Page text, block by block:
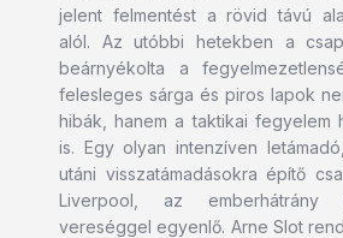
jelent felmentést a rövid távú
alól. Az utóbbi hetekben a
beárnyékolta a
felesleges sárga és piros lapok
hibák, hanem a taktikai fegyelem
is. Egy olyan intenzíven
utáni visszatámadásokra építő
Liverpool, az emberhátrány
vereséggel egyenlő. Arne Slot